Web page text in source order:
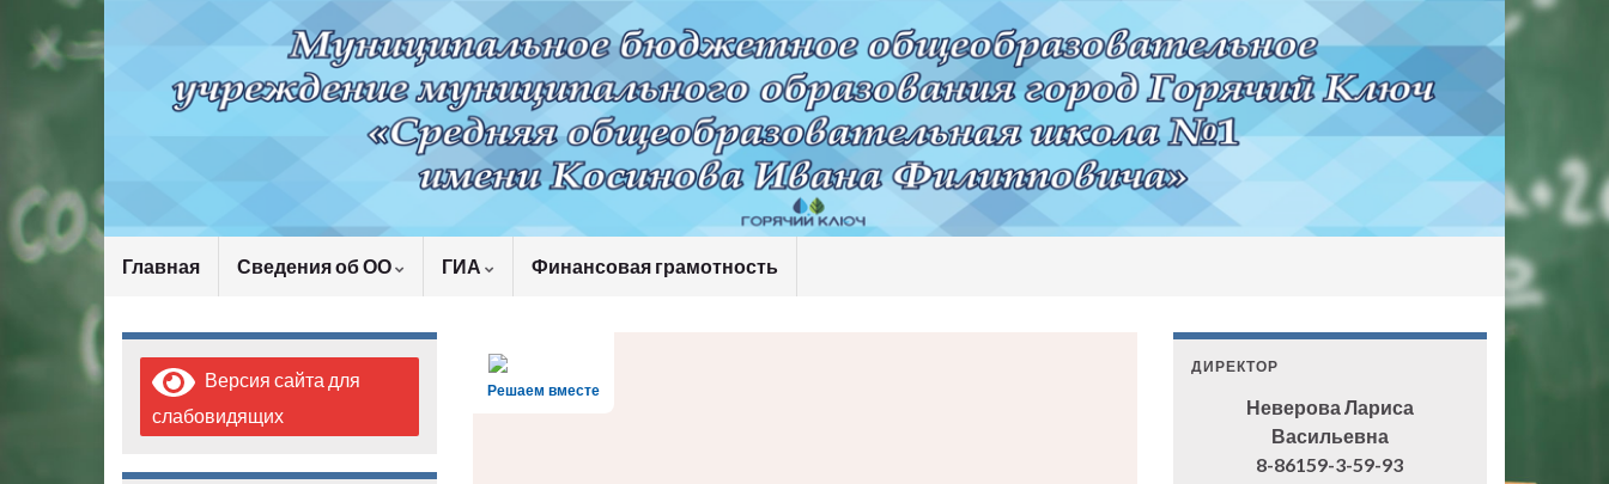
Главная Сведения об ОО ГИА Финансовая грамотность
Решаем вместе
Версия сайта для
слабовидящих
ДИРЕКТОР
Неверова Лариса
Васильевна
8-86159-3-59-93